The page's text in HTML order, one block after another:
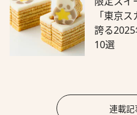
「東京
誇る
10選
連載記